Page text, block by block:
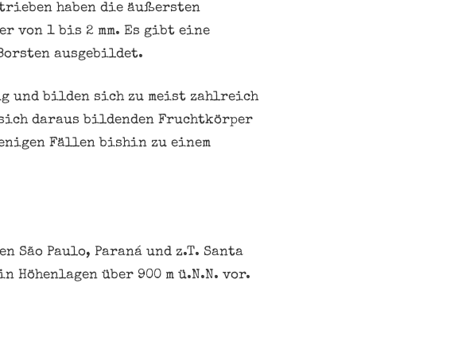
haben die äußersten
von 1 bis 2 mm. Es gibt eine
ausgebildet.
und bilden sich zu meist zahlreich
daraus bildenden Fruchtkörper
Fällen bishin zu einem
Paulo, Paraná und z.T. Santa
Höhenlagen über 900 m ü.N.N. vor.